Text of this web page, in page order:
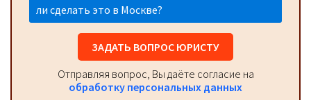
ли сделать это в Москве?
ЗАДАТЬ ВОПРОС ЮРИСТУ
Отправляя вопрос, Вы даёте согласие на
обработку персональных данных